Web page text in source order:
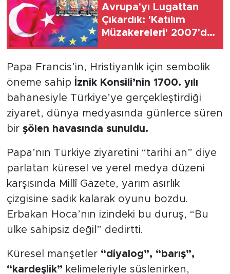
Avrupa'yı Lugattan
Çıkardık: 'Katılım
Müzakereleri' 2007'de,
Papa Francis’in, Hristiyanlık için sembolik
öneme sahip
İznik Konsili’nin 1700. yılı
bahanesiyle Türkiye’ye gerçekleştirdiği
ziyaret, dünya medyasında günlerce süren
bir şölen havasında sunuldu.
Papa’nın Türkiye ziyaretini “tarihi an” diye
parlatan küresel ve yerel medya düzeni
karşısında Millî Gazete, yarım asırlık
çizgisine sadık kalarak oyunu bozdu.
Erbakan Hoca’nın izindeki bu duruş, “Bu
ülke sahipsiz değil” dedirtti.
Küresel manşetler “diyalog”, “barış”,
“kardeşlik” kelimeleriyle süslenirken,
SPOR
KÜLTÜR SANAT
YAŞAM
TARİH
SAĞLIK
SİYASET
FOTO GALERİ